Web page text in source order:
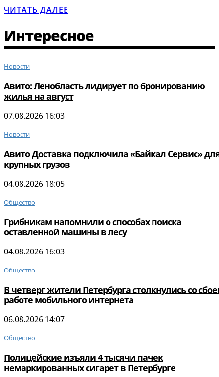
ЧИТАТЬ ДАЛЕЕ
Интересное
Новости
Авито: Ленобласть лидирует по бронированию
жилья на август
07.08.2026 16:03
Новости
Авито Доставка подключила «Байкал Сервис»
крупных грузов
04.08.2026 18:05
Общество
Грибникам напомнили о способах поиска
оставленной машины в лесу
04.08.2026 16:03
Общество
В четверг жители Петербурга столкнулись со
работе мобильного интернета
06.08.2026 14:07
Общество
Полицейские изъяли 4 тысячи пачек
немаркированных сигарет в Петербурге